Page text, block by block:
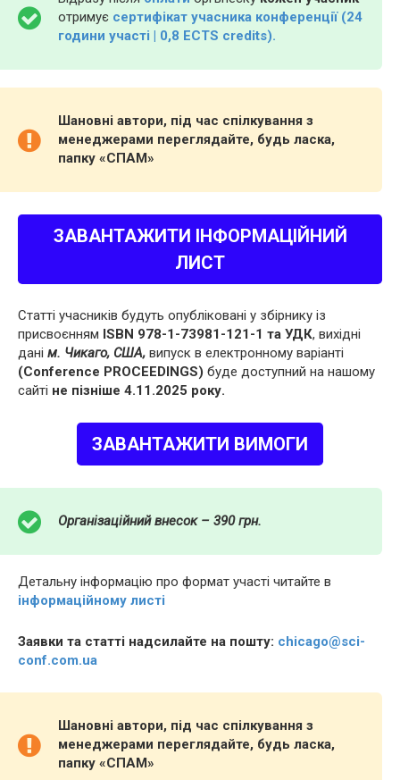
отримує сертифікат учасника конференції (24
години участі | 0,8 ECTS credits).
Шановні автори, під час спілкування з
менеджерами переглядайте, будь ласка,
папку «СПАМ»
ЗАВАНТАЖИТИ ІНФОРМАЦІЙНИЙ
ЛИСТ
Статті учасників будуть опубліковані у збірнику із
присвоєнням ISBN 978-1-73981-121-1 та УДК, вихідні
дані м. Чикаго, США, випуск в електронному варіанті
(Conference PROCEEDINGS) буде доступний на нашому
сайті не пізніше 4.11.2025 року.
ЗАВАНТАЖИТИ ВИМОГИ
Організаційний внесок – 390 грн.
Детальну інформацію про формат участі читайте в
інформаційному листі
Заявки та статті надсилайте на пошту: chicago@sci-
conf.com.ua
Шановні автори, під час спілкування з
менеджерами переглядайте, будь ласка,
папку «СПАМ»